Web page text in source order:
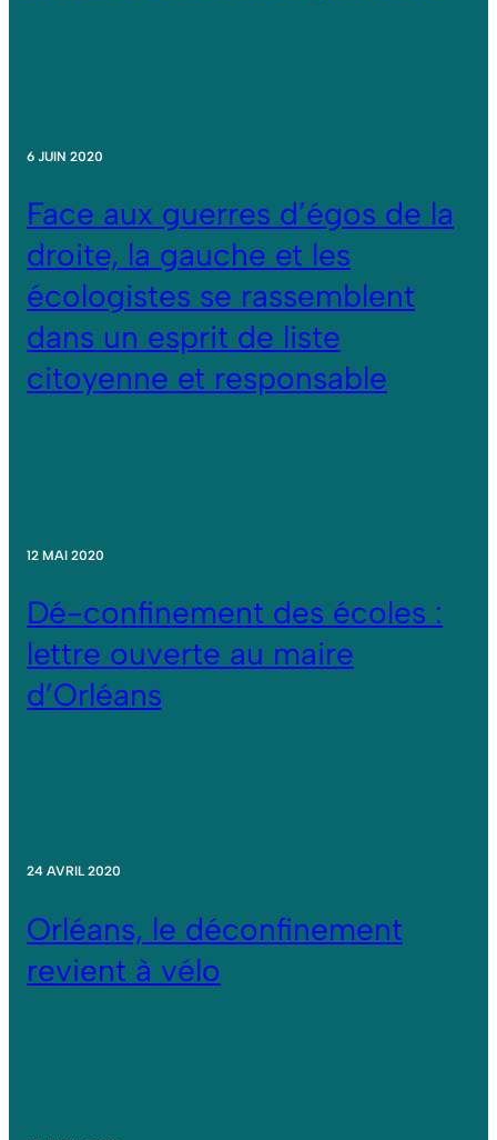
6 JUIN 2020
Face aux guerres d’égos de la
droite, la gauche et les
écologistes se rassemblent
dans un esprit de liste
citoyenne et responsable
12 MAI 2020
Dé-confinement des écoles :
lettre ouverte au maire
d’Orléans
24 AVRIL 2020
Orléans, le déconfinement
revient à vélo